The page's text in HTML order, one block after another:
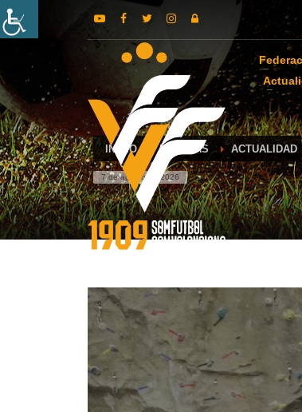
INICIO NOTICIAS ACTUALIDAD
7 de agosto de 2026